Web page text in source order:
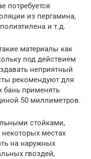
потребуется
из пергамина,
и т.д.
материалы как
под действием
неприятный
рекомендуют для
бань применять
50 миллиметров.
стойками,
местах
на наружных
гвоздей,